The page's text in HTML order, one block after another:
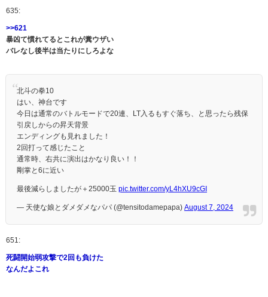
635:
>>621
暴凶て慣れてるとこれが糞ウザい
バレなし後半は当たりにしろよな
北斗の拳10
はい、神台です
今日は通常のバトルモードで20連、LT入るもすぐ落ち、と思ったら残保
引戻しからの昇天背景
エンディングも見れました！
2回打って感じたこと
通常時、右共に演出はかなり良い！！
剛掌と6に近い
最後減らしましたが＋25000玉 pic.twitter.com/yL4hXU9cGI
— 天使な娘とダメダメなパパ (@tensitodamepapa) August 7, 2024
651:
死闘開始弱攻撃で2回も負けた
なんだよこれ